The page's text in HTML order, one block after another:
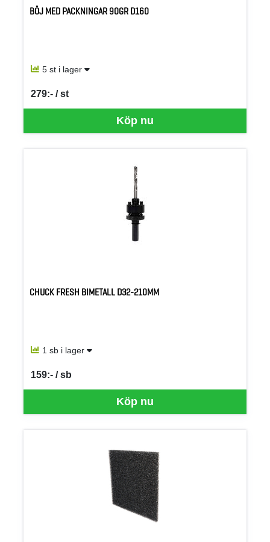
BÖJ MED PACKNINGAR 90GR D160
5 st i lager
Köp nu
279:- / st
SEK per ST
CHUCK FRESH BIMETALL D32-210MM
1 sb i lager
Köp nu
159:- / sb
SEK per SB